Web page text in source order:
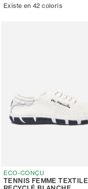
Existe en 42 coloris
ECO-CONÇU
TENNIS FEMME TEXTILE